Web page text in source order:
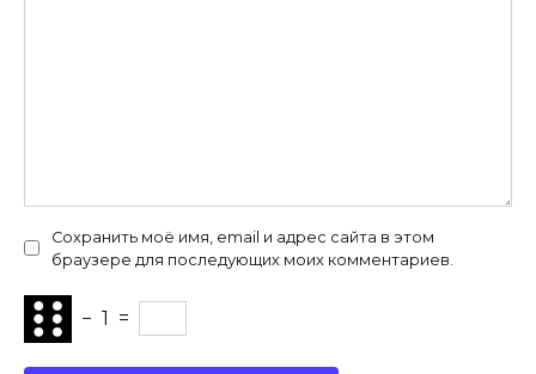
Сохранить моё имя, email и адрес сайта в этом
браузере для последующих моих комментариев.
− 1 =